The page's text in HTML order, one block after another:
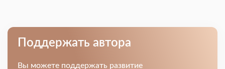
Поддержать автора
Вы можете поддержать развитие